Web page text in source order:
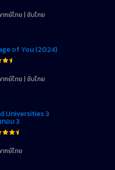
กย์ไทย | ซับไทย
of You (2024)
กย์ไทย | ซับไทย
Universities 3
ทอม 3
กย์ไทย